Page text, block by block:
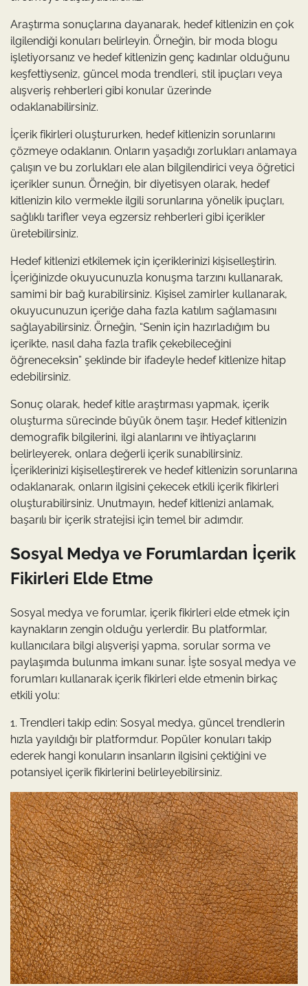
Araştırma sonuçlarına dayanarak, hedef kitlenizin en çok
ilgilendiği konuları belirleyin. Örneğin, bir moda blogu
işletiyorsanız ve hedef kitlenizin genç kadınlar olduğunu
keşfettiyseniz, güncel moda trendleri, stil ipuçları veya
alışveriş rehberleri gibi konular üzerinde
odaklanabilirsiniz.
İçerik fikirleri oluştururken, hedef kitlenizin sorunlarını
çözmeye odaklanın. Onların yaşadığı zorlukları anlamaya
çalışın ve bu zorlukları ele alan bilgilendirici veya öğretici
içerikler sunun. Örneğin, bir diyetisyen olarak, hedef
kitlenizin kilo vermekle ilgili sorunlarına yönelik ipuçları,
sağlıklı tarifler veya egzersiz rehberleri gibi içerikler
üretebilirsiniz.
Hedef kitlenizi etkilemek için içeriklerinizi kişiselleştirin.
İçeriğinizde okuyucunuzla konuşma tarzını kullanarak,
samimi bir bağ kurabilirsiniz. Kişisel zamirler kullanarak,
okuyucunuzun içeriğe daha fazla katılım sağlamasını
sağlayabilirsiniz. Örneğin, “Senin için hazırladığım bu
içerikte, nasıl daha fazla trafik çekebileceğini
öğreneceksin” şeklinde bir ifadeyle hedef kitlenize hitap
edebilirsiniz.
Sonuç olarak, hedef kitle araştırması yapmak, içerik
oluşturma sürecinde büyük önem taşır. Hedef kitlenizin
demografik bilgilerini, ilgi alanlarını ve ihtiyaçlarını
belirleyerek, onlara değerli içerik sunabilirsiniz.
İçeriklerinizi kişiselleştirerek ve hedef kitlenizin sorunlarına
odaklanarak, onların ilgisini çekecek etkili içerik fikirleri
oluşturabilirsiniz. Unutmayın, hedef kitlenizi anlamak,
başarılı bir içerik stratejisi için temel bir adımdır.
Sosyal Medya ve Forumlardan İçerik
Fikirleri Elde Etme
Sosyal medya ve forumlar, içerik fikirleri elde etmek için
kaynakların zengin olduğu yerlerdir. Bu platformlar,
kullanıcılara bilgi alışverişi yapma, sorular sorma ve
paylaşımda bulunma imkanı sunar. İşte sosyal medya ve
forumları kullanarak içerik fikirleri elde etmenin birkaç
etkili yolu:
1. Trendleri takip edin: Sosyal medya, güncel trendlerin
hızla yayıldığı bir platformdur. Popüler konuları takip
ederek hangi konuların insanların ilgisini çektiğini ve
potansiyel içerik fikirlerini belirleyebilirsiniz.